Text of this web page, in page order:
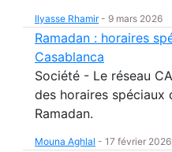
Ilyasse Rhamir- 9 mars 2026
Ramadan : horaires
Casablanca
Société - Le réseau
des horaires spéciaux
Ramadan.
Mouna Aghlal - 17 février 2026